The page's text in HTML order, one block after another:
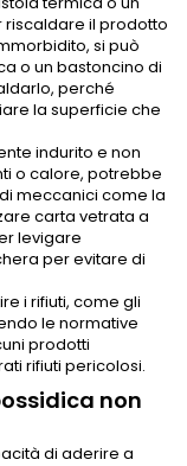
il prodotto
si può
o un bastoncino di
perché
la superficie che
indurito e non
o calore, potrebbe
meccanici come la
carta vetrata a
levigare
per evitare di
i rifiuti, come gli
le normative
prodotti
rifiuti pericolosi.
non
di aderire a